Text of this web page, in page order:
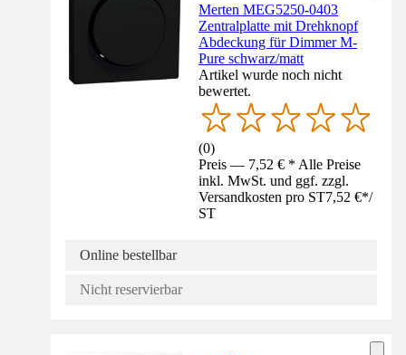
Merten MEG5250-0403
Zentralplatte mit Drehknopf
Abdeckung für Dimmer M-
Pure schwarz/matt
Artikel wurde noch nicht
bewertet.
(0)
Preis — 7,52 € * Alle Preise
inkl. MwSt. und ggf. zzgl.
Versandkosten pro ST7,52 €*/
ST
Online bestellbar
Nicht reservierbar